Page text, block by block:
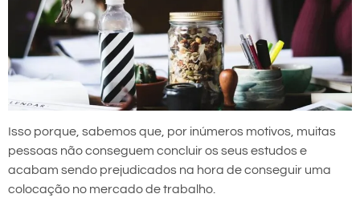
Isso porque, sabemos que, por inúmeros motivos, muitas
pessoas não conseguem concluir os seus estudos e
acabam sendo prejudicados na hora de conseguir uma
colocação no mercado de trabalho.